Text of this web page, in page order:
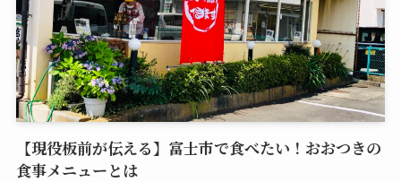
【現役板前が伝える】富士市で食べたい！おおつきの
食事メニューとは